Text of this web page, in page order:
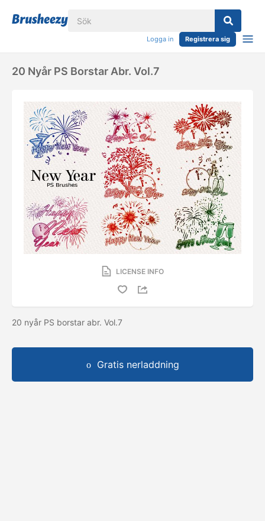
Logga in Registrera sig
20 Nyår PS Borstar Abr. Vol.7
LICENSE INFO
20 nyår PS borstar abr. Vol.7
Gratis nerladdning